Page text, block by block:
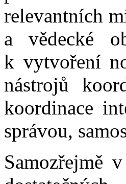
relevantních
a vědecké
k vytvoření
nástrojů
koordinace
správou,
Samozřejmě